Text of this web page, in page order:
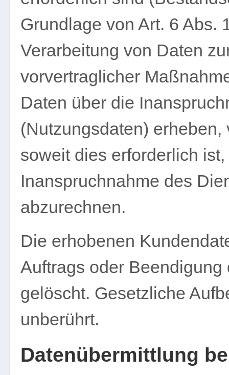
Grundlage von Art. 6 Abs.
Verarbeitung von Daten
vorvertraglicher
Daten über die
(Nutzungsdaten)
soweit dies erforderlich
Inanspruchnahme des
abzurechnen.
Die erhobenen
Auftrags oder
gelöscht. Gesetzliche
unberührt.
Datenübermittlung